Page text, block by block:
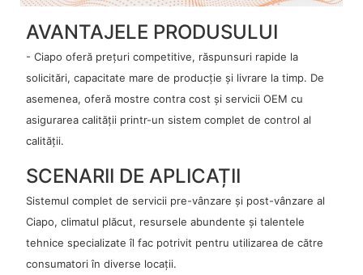
AVANTAJELE PRODUSULUI
- Ciapo oferă prețuri competitive, răspunsuri rapide la
solicitări, capacitate mare de producție și livrare la timp. De
asemenea, oferă mostre contra cost și servicii OEM cu
asigurarea calității printr-un sistem complet de control al
calității.
SCENARII DE APLICAȚII
Sistemul complet de servicii pre-vânzare și post-vânzare al
Ciapo, climatul plăcut, resursele abundente și talentele
tehnice specializate îl fac potrivit pentru utilizarea de către
consumatori în diverse locații.